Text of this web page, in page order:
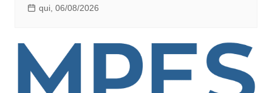
qui, 06/08/2026